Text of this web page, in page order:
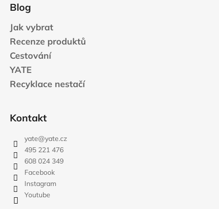
Blog
Jak vybrat
Recenze produktů
Cestování
YATE
Recyklace nestačí
Kontakt
yate@yate.cz
495 221 476
608 024 349
Facebook
Instagram
Youtube